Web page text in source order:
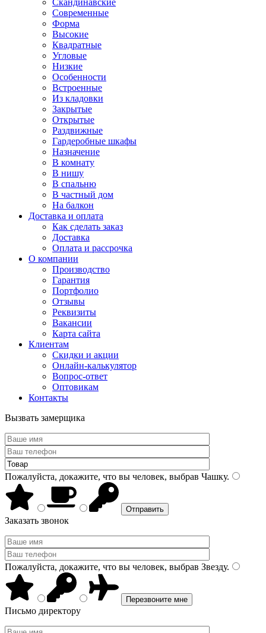
Скандинавские
Современные
Форма
Высокие
Квадратные
Угловые
Низкие
Особенности
Встроенные
Из кладовки
Закрытые
Открытые
Раздвижные
Гардеробные шкафы
Назначение
В комнату
В нишу
В спальню
В частный дом
На балкон
Доставка и оплата
Как сделать заказ
Доставка
Оплата и рассрочка
О компании
Производство
Гарантия
Портфолио
Отзывы
Реквизиты
Вакансии
Карта сайта
Клиентам
Скидки и акции
Онлайн-калькулятор
Вопрос-ответ
Оптовикам
Контакты
Вызвать замерщика
Пожалуйста, докажите, что вы человек, выбрав Чашку.
Заказать звонок
Пожалуйста, докажите, что вы человек, выбрав Звезду.
Письмо директору